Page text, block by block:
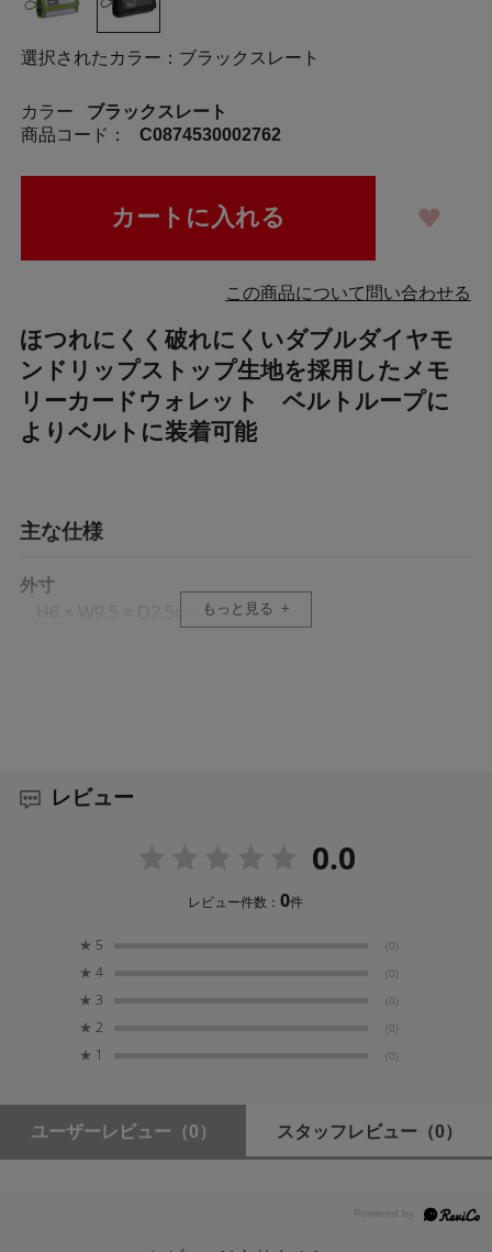
選択されたカラー：ブラックスレート
カラー
ブラックスレート
商品コード：
C0874530002762
この商品について問い合わせる
ほつれにくく破れにくいダブルダイヤモ
ンドリップストップ生地を採用したメモ
リーカードウォレット ベルトループに
よりベルトに装着可能
主な仕様
外寸
しくはSDカードまたはCFexpress Type Aカードを 6
もっと見る
レビュー
0.0
レビュー件数：0件
★ 5 (0)
★ 4 (0)
★ 3 (0)
★ 2 (0)
★ 1 (0)
ユーザーレビュー （0） スタッフレビュー （0）